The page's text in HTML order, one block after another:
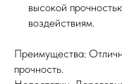
высокой
воздействиям.
Преимущества:
прочность.